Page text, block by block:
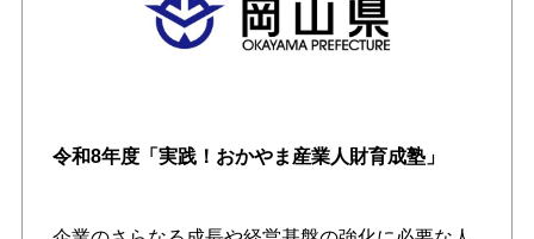
令和8年度「実践！おかやま産業人財育成塾」